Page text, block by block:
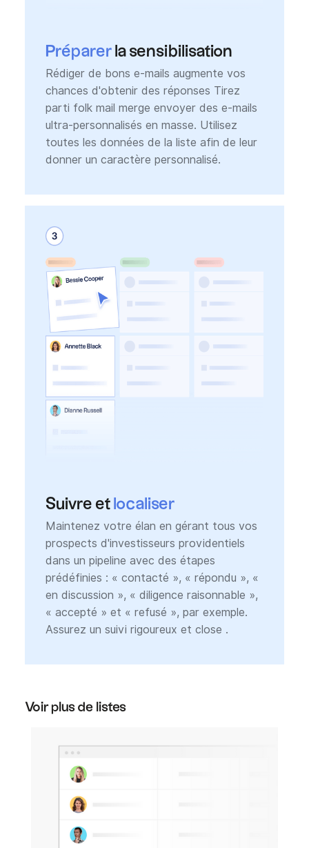
Préparerla sensibilisation
Rédiger de bons e-mails augmente vos
chances d'obtenir des réponses Tirez
parti folk mail merge envoyer des e-mails
ultra-personnalisés en masse. Utilisez
toutes les données de la liste afin de leur
donner un caractère personnalisé.
Suivre et localiser
Maintenez votre élan en gérant tous vos
prospects d'investisseurs providentiels
dans un pipeline avec des étapes
prédéfinies : « contacté », « répondu », «
en discussion », « diligence raisonnable »,
« accepté » et « refusé », par exemple.
Assurez un suivi rigoureux et close .
Voir plus de listes